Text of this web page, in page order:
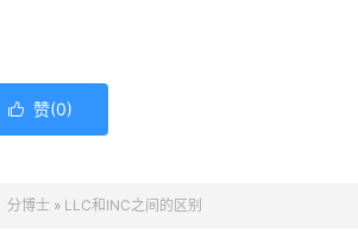
 赞(0)
分博士 » LLC和INC之间的区别